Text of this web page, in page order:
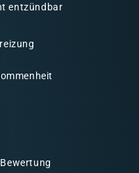
entzündbar